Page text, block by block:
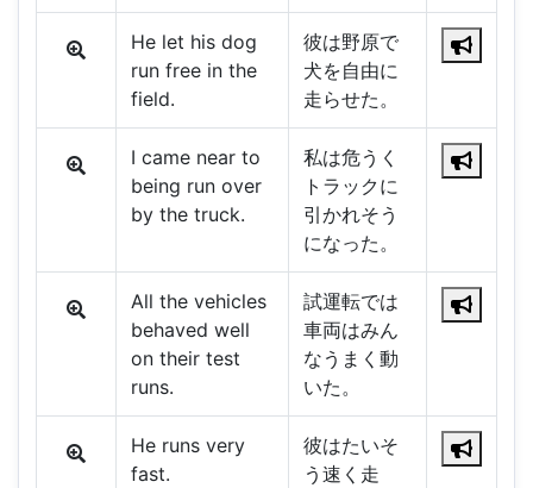
He let his dog
run free in the
field.
彼は野原で
犬を自由に
走らせた。
I came near to
being run over
by the truck.
私は危うく
トラックに
引かれそう
になった。
All the vehicles
behaved well
on their test
runs.
試運転では
車両はみん
なうまく動
いた。
He runs very
fast.
彼はたいそ
う速く走